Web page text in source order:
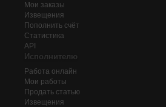
Мои заказы
Извещения
Пополнить счёт
Статистика
API
Исполнителю
Работа онлайн
Мои работы
Продать статью
Извещения